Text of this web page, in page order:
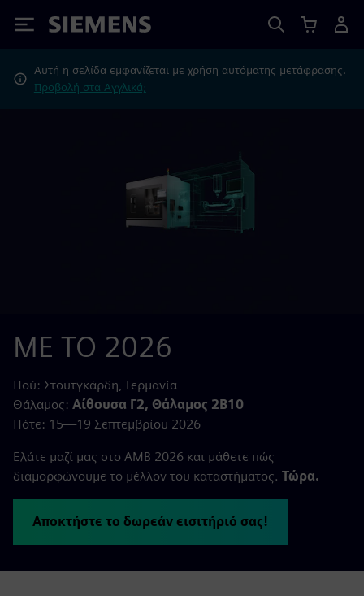
Siemens
Αυτή η σελίδα εμφανίζεται με χρήση αυτόματης μετάφρασης.
Προβολή στα Αγγλικά;
ΜΕ ΤΟ 2026
Πού: Στουτγκάρδη, Γερμανία
Θάλαμος: Αίθουσα Γ2, Θάλαμος 2Β10
Πότε: 15—19 Σεπτεμβρίου 2026
Ελάτε μαζί μας στο AMB 2026 και μάθετε πώς
διαμορφώνουμε το μέλλον του καταστήματος. Τώρα.
Αποκτήστε το δωρεάν εισιτήριό σας!